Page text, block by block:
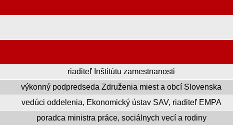
riaditeľ Inštitútu zamestnanosti
výkonný podpredseda Združenia miest a obcí Slovenska
vedúci oddelenia, Ekonomický ústav SAV, riaditeľ EMPA
poradca ministra práce, sociálnych vecí a rodiny